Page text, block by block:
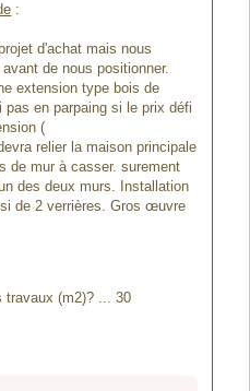
:
d'achat mais nous
de nous positionner.
extension type bois de
pas en parpaing si le prix défi
(
relier la maison principale
de mur à casser. surement
des deux murs. Installation
de 2 verrières. Gros œuvre
travaux (m2)? ... 30